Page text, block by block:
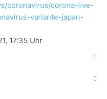
coronavirus/corona-live-
variante-japan-
17:35 Uhr